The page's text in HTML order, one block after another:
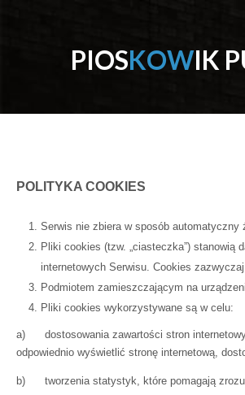
PIOSKOWIK P
POLITYKA COOKIES
Serwis nie zbiera w sposób
Pliki cookies (tzw. „ciasteczka”)
internetowych Serwisu. Cookies
Podmiotem zamieszczającym na
Pliki cookies wykorzystywane są w celu:
a) dostosowania zawartości stron
odpowiednio wyświetlić stronę internetową,
b) tworzenia statystyk, które pomagają